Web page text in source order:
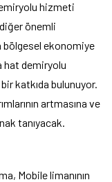
hizmeti
önemli
bölgesel ekonomiye
hat demiryolu
katkıda bulunuyor.
artmasına ve
tanıyacak.
Mobile limanının